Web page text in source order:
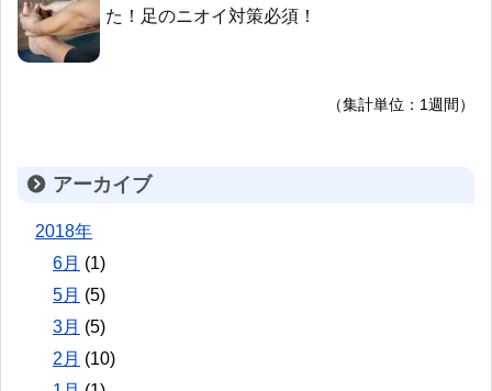
た！足のニオイ対策必須！
（集計単位：1週間）
アーカイブ
2018年
6月 (1)
5月 (5)
3月 (5)
2月 (10)